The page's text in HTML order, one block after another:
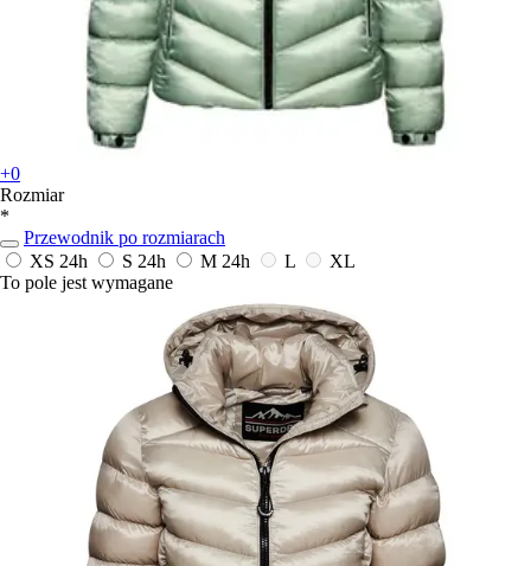
+0
Rozmiar
*
Przewodnik po rozmiarach
XS 24h S 24h M 24h L
XL
To pole jest wymagane